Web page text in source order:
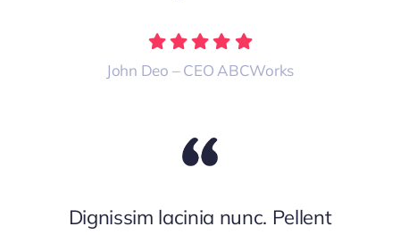
John Deo – CEO ABCWorks
Dignissim lacinia nunc. Pellent